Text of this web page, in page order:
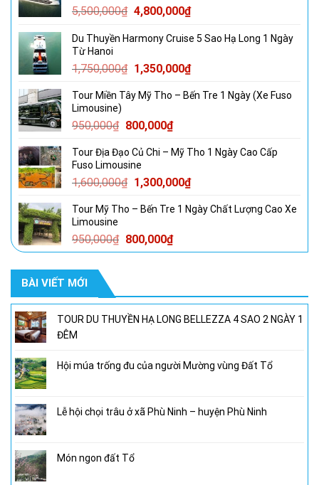
5,500,000₫ Giá
là:
4,800,000₫Giá
tại
4,800,000₫.
Du Thuyền Harmony Cruise 5 Sao Hạ Long 1 Ngày
Từ Hanoi
1,750,000₫ Giá
là:
1,350,000₫Giá
tại
Tour Miền Tây Mỹ Tho – Bến Tre 1 Ngày (Xe Fuso
Limousine)
950,000₫ Giá
là:
950,000₫.
800,000₫Giá
tại
800,000₫.
Tour Địa Đạo Củ Chi – Mỹ Tho 1 Ngày Cao Cấp
Fuso Limousine
1,600,000₫ Giá
là:
1,300,000₫Giá
tại
Tour Mỹ Tho – Bến Tre 1 Ngày Chất Lượng Cao Xe
Limousine
950,000₫ Giá
gốc
800,000₫Giá
hiện
800,000₫.
BÀI VIẾT MỚI
TOUR DU THUYỀN HẠ LONG BELLEZZA 4 SAO 2 NGÀY 1
ĐÊM
Hội múa trống đu của người Mường vùng Đất Tổ
Lễ hội chọi trâu ở xã Phù Ninh – huyện Phù Ninh
Món ngon đất Tổ